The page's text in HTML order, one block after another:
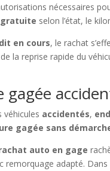
nécessaires
selon l’état, le
en cours, le rachat
la reprise rapide du
gagée
véhicules accidentés,
gagée sans
auto en gage
remorquage adapté.